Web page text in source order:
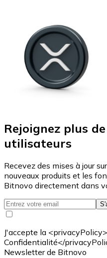
Rejoignez plus
utilisateurs
Recevez des mises à jour
nouveaux produits et les
Bitnovo directement dans
J'accepte la
Confidentialité</
Newsletter de Bitnovo